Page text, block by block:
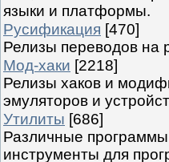
языки и платформы.
Русификация [470]
Релизы переводов на
Мод-хаки [2218]
Релизы хаков и
эмуляторов и
Утилиты [686]
Различные
инструменты для